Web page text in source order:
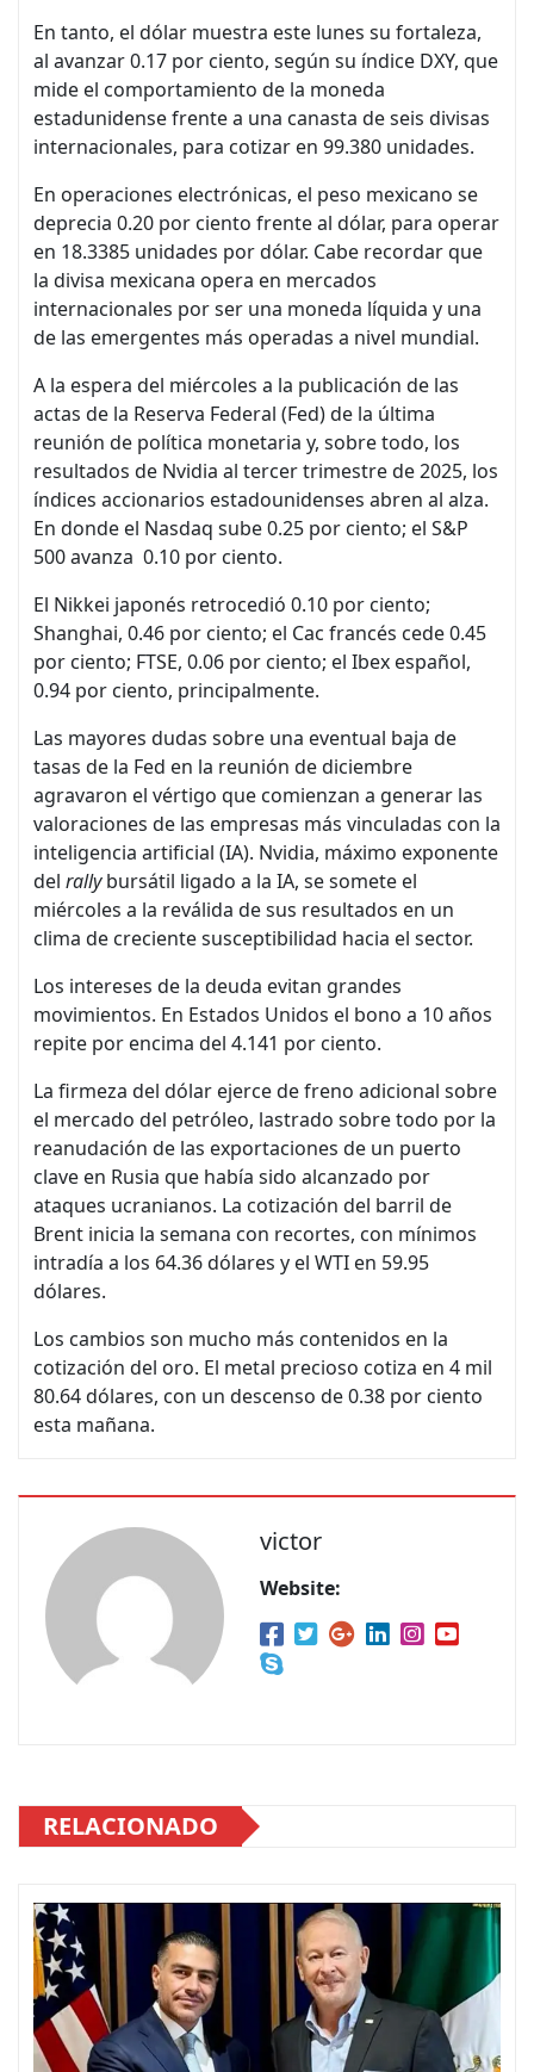
En tanto, el dólar muestra este lunes su fortaleza,
al avanzar 0.17 por ciento, según su índice DXY, que
mide el comportamiento de la moneda
estadunidense frente a una canasta de seis divisas
internacionales, para cotizar en 99.380 unidades.
En operaciones electrónicas, el peso mexicano se
deprecia 0.20 por ciento frente al dólar, para operar
en 18.3385 unidades por dólar. Cabe recordar que
la divisa mexicana opera en mercados
internacionales por ser una moneda líquida y una
de las emergentes más operadas a nivel mundial.
A la espera del miércoles a la publicación de las
actas de la Reserva Federal (Fed) de la última
reunión de política monetaria y, sobre todo, los
resultados de Nvidia al tercer trimestre de 2025, los
índices accionarios estadounidenses abren al alza.
En donde el Nasdaq sube 0.25 por ciento; el S&P
500 avanza 0.10 por ciento.
El Nikkei japonés retrocedió 0.10 por ciento;
Shanghai, 0.46 por ciento; el Cac francés cede 0.45
por ciento; FTSE, 0.06 por ciento; el Ibex español,
0.94 por ciento, principalmente.
Las mayores dudas sobre una eventual baja de
tasas de la Fed en la reunión de diciembre
agravaron el vértigo que comienzan a generar las
valoraciones de las empresas más vinculadas con la
inteligencia artificial (IA). Nvidia, máximo exponente
del rallybursátil ligado a la IA, se somete el
miércoles a la reválida de sus resultados en un
clima de creciente susceptibilidad hacia el sector.
Los intereses de la deuda evitan grandes
movimientos. En Estados Unidos el bono a 10 años
repite por encima del 4.141 por ciento.
La firmeza del dólar ejerce de freno adicional sobre
el mercado del petróleo, lastrado sobre todo por la
reanudación de las exportaciones de un puerto
clave en Rusia que había sido alcanzado por
ataques ucranianos. La cotización del barril de
Brent inicia la semana con recortes, con mínimos
intradía a los 64.36 dólares y el WTI en 59.95
dólares.
Los cambios son mucho más contenidos en la
cotización del oro. El metal precioso cotiza en 4 mil
80.64 dólares, con un descenso de 0.38 por ciento
esta mañana.
victor
Website:
RELACIONADO